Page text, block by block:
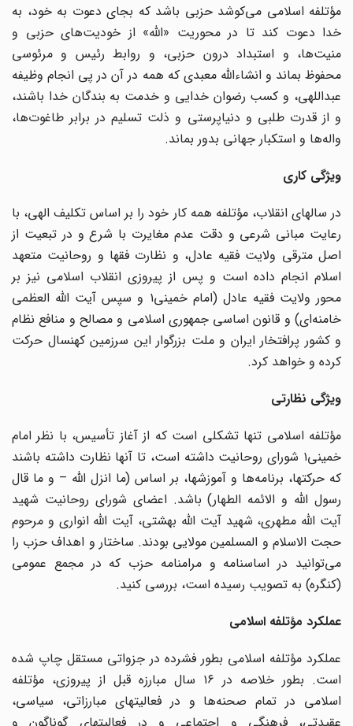
مؤتلفه اسلامی می‌کوشد حزبی باشد که بجای دعوت به خود، به
خدا دعوت کند تا در محوریت «الله» از خودیت‌های حزبی و
منیت‌ها، و استبداد درون حزبی، و روابط رئیس و مرئوسی
محفوظ بماند و انشاءالله معبدی که همه در آن در پی انجام وظیفه
عبداللهی، و کسب رضوان خدایی و خدمت به بندگان خدا باشند،
و از قدرت طلبی و دنیاپرستی و ذلت تسلیم در برابر طاغوت‌ها،
واله‌ها و استکبار جهانی بدور بماند.
ویژگی کاری
در سالهای انقلاب، مؤتلفه همه کار خود را بر اساس تکلیف الهی، با
رعایت مبانی شرعی و دقت عدم مغایرت با شرع و در تبعیت از
اصل مترقی ولایت فقیه عادل، و نظارت فقها و روحانیت متعهد
اسلام انجام داده است و پس از پیروزی انقلاب اسلامی نیز بر
محور ولایت فقیه عادل (امام خمینی۱ و سپس آیت الله العظمی
خامنه‌ای) و قانون اساسی جمهوری اسلامی و مصالح و منافع نظام
و کشور پرافتخار ایران و ملت بزرگوار این سرزمین کهنسال حرکت
کرده و خواهد کرد.
ویژگی نظارتی
مؤتلفه اسلامی تنها تشکلی است که از آغاز تأسیس، با نظر امام
خمینی۱ شورای روحانیت داشته است، تا آنها نظارت داشته باشند
که حرکتها، برنامه‌ها و آموزشها، بر اساس (ما انزل الله – و ما قال
رسول الله و الائمه الطهار) باشد. اعضای شورای روحانیت شهید
آیت الله مطهری، شهید آیت الله بهشتی، آیت الله انواری و مرحوم
حجت الاسلام و المسلمین مولایی بودند. ساختار و اهداف حزب را
می‌توانید در اساسنامه و مرامنامه حزب که در مجمع عمومی
(کنگره) به تصویب رسیده است، بررسی کنید.
عملکرد مؤتلفه اسلامی
عملکرد مؤتلفه اسلامی بطور فشرده در جزواتی مستقل چاپ شده
است. بطور خلاصه در ۱۶ سال مبارزه قبل از پیروزی، مؤتلفه
اسلامی در تمام صحنه‌ها و در فعالیتهای مبارزاتی، سیاسی،